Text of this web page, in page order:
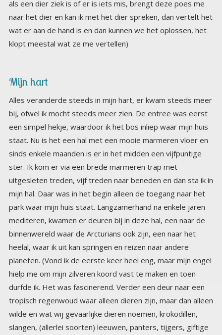
klopt meestal wat ze me vertellen)
Mijn hart
Alles veranderde steeds in mijn hart, er kwam steeds meer
bij, ofwel ik mocht steeds meer zien. De entree was eerst
een simpel hekje, waardoor ik het bos inliep waar mijn huis
staat. Nu is het een hal met een mooie marmeren vloer en
sinds enkele maanden is er in het midden een vijfpuntige
ster. Ik kom er via een brede marmeren trap met
uitgesleten treden, vijf treden naar beneden en dan sta ik in
mijn hal. Daar was in het begin alleen de toegang naar het
park waar mijn huis staat. Langzamerhand na enkele jaren
mediteren, kwamen er deuren bij in deze hal, een naar de
binnenwereld waar de Arcturians ook zijn, een naar het
heelal, waar ik uit kan springen en reizen naar andere
planeten. (Vond ik de eerste keer heel eng, maar mijn engel
hielp me om mijn zilveren koord vast te maken en toen
durfde ik. Het was fascinerend. Verder een deur naar een
tropisch regenwoud waar alleen dieren zijn, maar dan alleen
wilde en wat wij gevaarlijke dieren noemen, krokodillen,
slangen, (allerlei soorten) leeuwen, panters, tijgers, giftige